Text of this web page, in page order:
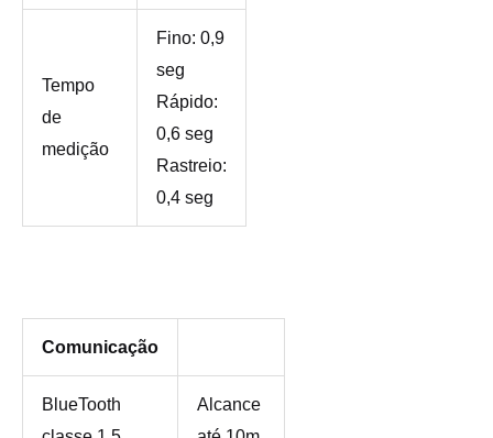
Tempo
de
medição
Fino: 0,9
seg
Rápido:
0,6 seg
Rastreio:
0,4 seg
Comunicação
BlueTooth
Alcance